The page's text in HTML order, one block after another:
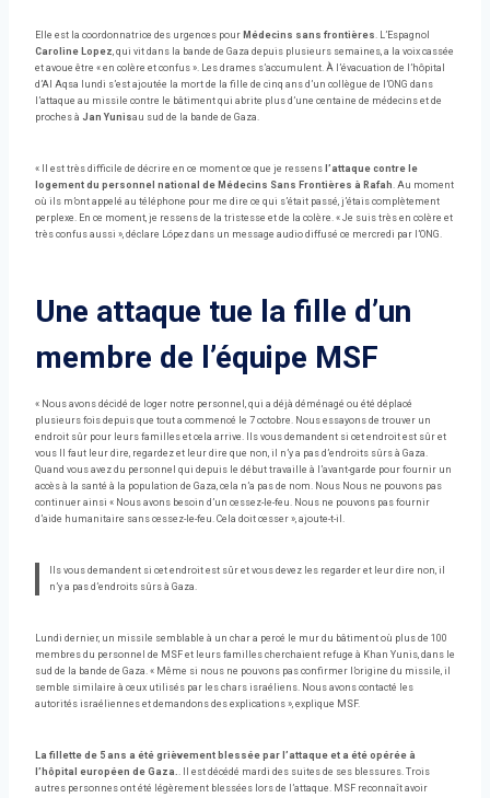
Elle est la coordonnatrice des urgences pour Médecins sans frontières. L’Espagnol
Caroline Lopez, qui vit dans la bande de Gaza depuis plusieurs semaines, a la voix cassée
et avoue être « en colère et confus ». Les drames s’accumulent. À l’évacuation de l’hôpital
d’Al Aqsa lundi s’est ajoutée la mort de la fille de cinq ans d’un collègue de l’ONG dans
l’attaque au missile contre le bâtiment qui abrite plus d’une centaine de médecins et de
proches à Jan Yunisau sud de la bande de Gaza.
« Il est très difficile de décrire en ce moment ce que je ressens l’attaque contre le
logement du personnel national de Médecins Sans Frontières à Rafah. Au moment
où ils m’ont appelé au téléphone pour me dire ce qui s’était passé, j’étais complètement
perplexe. En ce moment, je ressens de la tristesse et de la colère. « Je suis très en colère et
très confus aussi », déclare López dans un message audio diffusé ce mercredi par l’ONG.
Une attaque tue la fille d’un
membre de l’équipe MSF
« Nous avons décidé de loger notre personnel, qui a déjà déménagé ou été déplacé
plusieurs fois depuis que tout a commencé le 7 octobre. Nous essayons de trouver un
endroit sûr pour leurs familles et cela arrive. Ils vous demandent si cet endroit est sûr et
vous Il faut leur dire, regardez et leur dire que non, il n’y a pas d’endroits sûrs à Gaza.
Quand vous avez du personnel qui depuis le début travaille à l’avant-garde pour fournir un
accès à la santé à la population de Gaza, cela n’a pas de nom. Nous Nous ne pouvons pas
continuer ainsi « Nous avons besoin d’un cessez-le-feu. Nous ne pouvons pas fournir
d’aide humanitaire sans cessez-le-feu. Cela doit cesser », ajoute-t-il.
Ils vous demandent si cet endroit est sûr et vous devez les regarder et leur dire non, il
n’y a pas d’endroits sûrs à Gaza.
Lundi dernier, un missile semblable à un char a percé le mur du bâtiment où plus de 100
membres du personnel de MSF et leurs familles cherchaient refuge à Khan Yunis, dans le
sud de la bande de Gaza. « Même si nous ne pouvons pas confirmer l’origine du missile, il
semble similaire à ceux utilisés par les chars israéliens. Nous avons contacté les
autorités israéliennes et demandons des explications », explique MSF.
La fillette de 5 ans a été grièvement blessée par l’attaque et a été opérée à
l’hôpital européen de Gaza.. Il est décédé mardi des suites de ses blessures. Trois
autres personnes ont été légèrement blessées lors de l’attaque. MSF reconnaît avoir